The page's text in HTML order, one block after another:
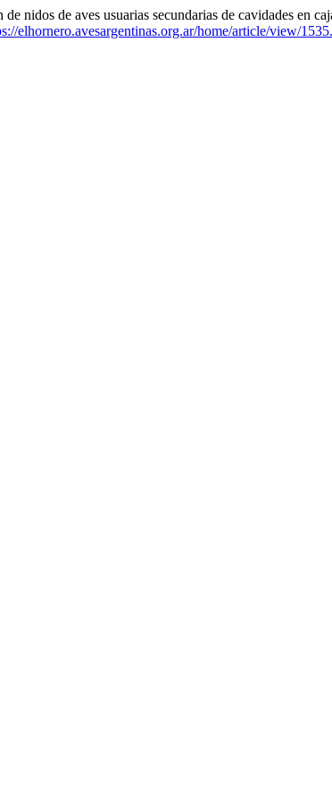
de aves usuarias secundarias de cavidades en
elhornero.avesargentinas.org.ar/home/article/view/1535.